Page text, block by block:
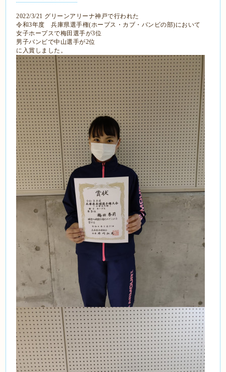
2022/3/21 グリーンアリーナ神戸で行われた
令和3年度 兵庫県選手権(ホープス・カブ・バンビの部)において
女子ホープスで梅田選手が3位
男子バンビで中山選手が2位
に入賞しました。